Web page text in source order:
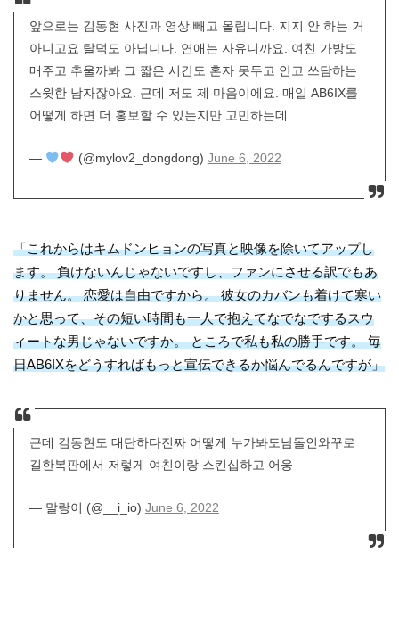
앞으로는 김동현 사진과 영상 빼고 올립니다. 지지 안 하는 거
아니고요 탈덕도 아닙니다. 연애는 자유니까요. 여친 가방도
매주고 추울까봐 그 짧은 시간도 혼자 못두고 안고 쓰담하는
스윗한 남자잖아요. 근데 저도 제 마음이에요. 매일 AB6IX를
어떻게 하면 더 홍보할 수 있는지만 고민하는데
— (@mylov2_dongdong) June 6, 2022
「これからはキムドンヒョンの写真と映像を除いてアップし
ます。 負けないんじゃないですし、ファンにさせる訳でもあ
りません。 恋愛は自由ですから。 彼女のカバンも着けて寒い
かと思って、その短い時間も一人で抱えてなでなでするスウ
ィートな男じゃないですか。 ところで私も私の勝手です。 毎
日AB6IXをどうすればもっと宣伝できるか悩んでるんですが」
근데 김동현도 대단하다진짜 어떻게 누가봐도남돌인와꾸로
길한복판에서 저렇게 여친이랑 스킨십하고 어웅
— 말랑이 (@__i_io) June 6, 2022